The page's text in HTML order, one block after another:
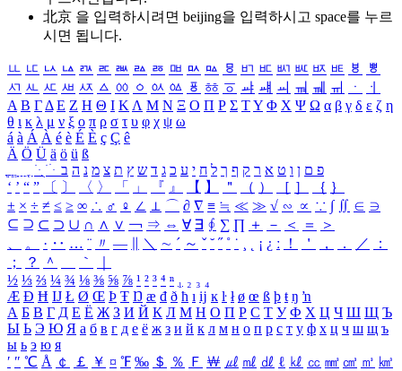
北京 을 입력하시려면 beijing을 입력하시고 space를 누르
시면 됩니다.
ㅥ ㅦ ㅧ ㅨ ㅩ ㅪ ㅫ ㅬ ㅭ ㅮ ㅯ ㅰ ㅱ ㅲ ㅳ ㅴ ㅵ ㅶ ㅷ ㅸ
ㅹ
ㅺ ㅻ ㅼ ㅽ ㅾ ㅿ ㆀ ㆁ ㆂ ㆃ ㆄ ㆅ ㆆ ㆇ ㆈ ㆉ ㆊ ㆋ ㆌ ㆍ
ㆎ
Α Β ΓΔ Ε Ζ Η Θ Ι ΚΛ Μ Ν Ξ Ο Π Ρ Σ ΤΥ Φ Χ Ψ Ω α β γ δ ε ζ η
θ ι κ λ μ ν ξ ο π ρ σ τ υ φ χ ψ ω
á à Á À é è É È ç Ç ê
Ä Ö Ü ä ö ü ß
ִֶֹ ֻּ ׁׂ פ ם ן ו ט א ר ק ף ך ל ח י ע כ ג ד ש ץ ת צ מ נ ה ב
‘ ’ “ ” 〔 〕 〈 〉 「 」 『 』 【 】 ＂ （ ） ［ ］ ｛ ｝
± × ÷ ≠ ≤ ≥ ∞ ∴ ♂ ♀ ∠ ⊥ ⌒ ∂ ∇ ≡ ≒ ≪ ≫ √ ∽ ∝ ∵ ∫ ∬ ∈ ∋
⊆ ⊇ ⊂ ⊃ ∪ ∩ ∧ ∨ ￢ ⇒ ⇔ ∀ ∃ ∮ ∑ ∏ ＋ － ＜ ＝
＞
、
。 · ‥ … ¨ 〃 ― ＼ ∼ ´ ～ ˇ ˘ ˝ ˚ ˙ ¸ ¡ ¿ ː ！ ＇ ， ． ／
：
；
？ ＾ ｀
½ ⅓ ⅔ ¼ ¾ ⅛ ⅜ ⅝ ⅞ ¹ ² ³ ⁴ ⁿ ₁ ₂ ₃ ₄
Æ Ð Ħ Ĳ Ł Ø Œ Þ Ŧ Ŋ æ đ ð ħ ı ĳ ĸ ŀ ł ø œ ß þ ŧ ŋ ŉ
А Б В Г Д Е Ё Ж З И Й К Л М Н О П Р С Т У Ф Х Ц Ч Ш Щ Ъ
Ы Ь Э Ю Я а б в г д е ё ж з и й к л м н о п р с т у ф х ц ч ш щ ъ
ы ь э ю я
′ ″ ℃ Å ￠ ￡ ￥ ¤ ℉ ‰ ＄ ％ Ｆ ￦ ㎕ ㎖ ㎗ ℓ ㎘ ㏄ ㎣ ㎤ ㎥ ㎦